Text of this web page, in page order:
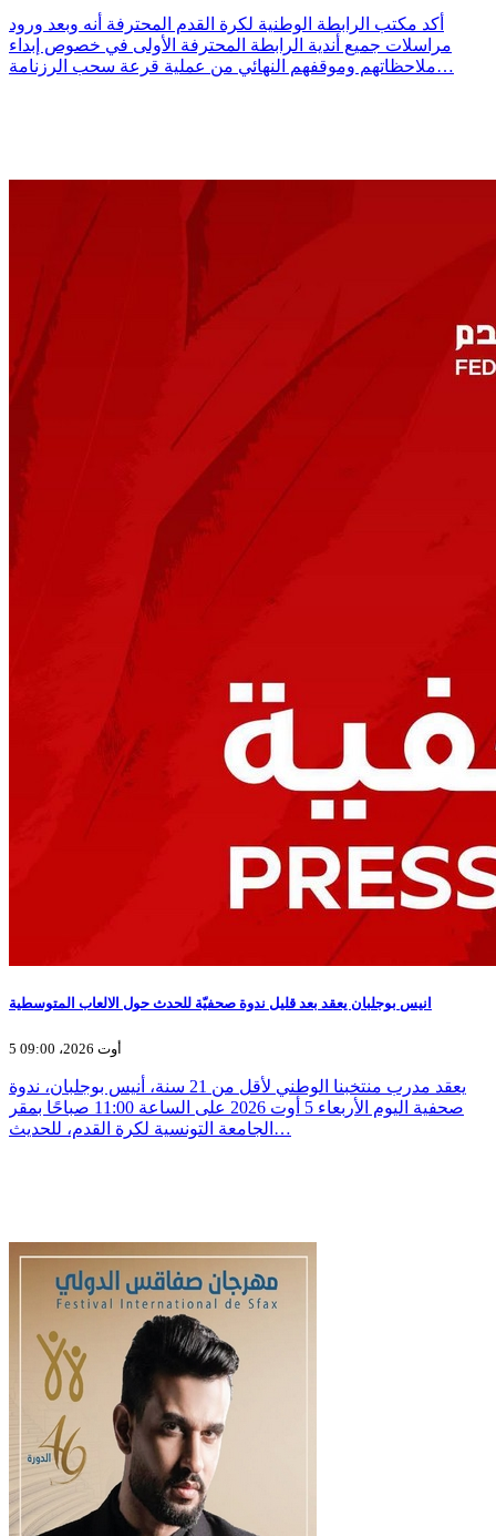
أكد مكتب الرابطة الوطنية لكرة القدم المحترفة أنه وبعد ورود
مراسلات جميع أندية الرابطة المحترفة الأولى في خصوص إبداء
ملاحظاتهم وموقفهم النهائي من عملية قرعة سحب الرزنامة…
انيس بوجلبان يعقد بعد قليل ندوة صحفيّة للحدث حول الالعاب المتوسطية
5 أوت 2026، 09:00
يعقد مدرب منتخبنا الوطني لأقل من 21 سنة، أنيس بوجلبان، ندوة
صحفية اليوم الأربعاء 5 أوت 2026 على الساعة 11:00 صباحًا بمقر
الجامعة التونسية لكرة القدم، للحديث…